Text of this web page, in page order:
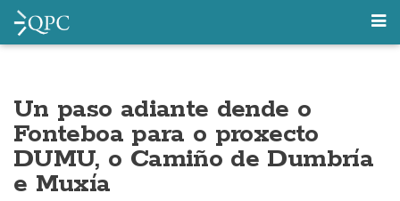
Un paso adiante dende o
Fonteboa para o proxecto
DUMU, o Camiño de Dumbría
e Muxía